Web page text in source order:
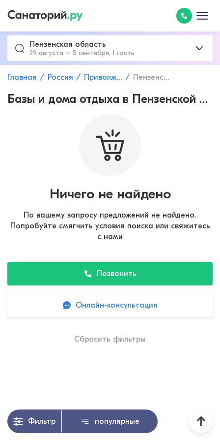
Пензенская область
29 августа – 5 сентября, 1 гость
Главная Россия Приволжский федеральный округ Пензенская область
Базы и дома отдыха в Пензенской обл
Ничего не найдено
По вашему запросу предложений не найдено.
Попробуйте смягчить условия поиска или свяжитесь
с нами
Позвонить
Онлайн-консультация
Сбросить фильтры
Фильтр популярные